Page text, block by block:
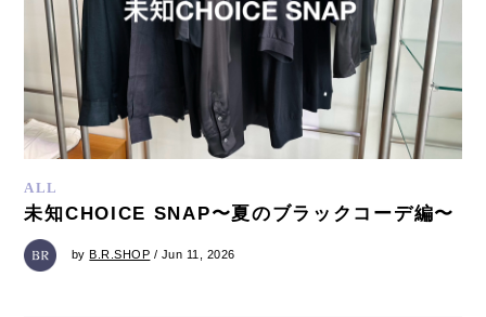
ALL
未知CHOICE SNAP〜夏のブラックコーデ編〜
byB.R.SHOP / Jun 11, 2026